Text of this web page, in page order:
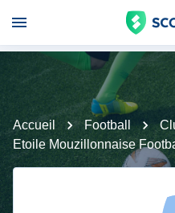
Accueil Football
Etoile Mouzillonnaise